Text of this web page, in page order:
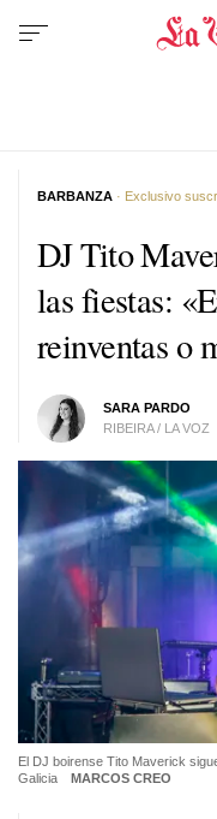
DJ Tito
las fiestas:
reinventas o
SARA PARDO
RIBEIRA / LA VOZ
BARBANZA · Exclusivo
El DJ boirense Tito Maverick
Galicia
MARCOS CREO